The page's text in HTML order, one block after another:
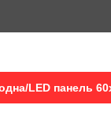
LED панель